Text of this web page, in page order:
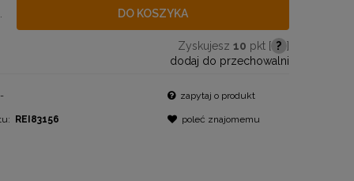
DO KOSZYKA
Zyskujesz 10 pkt [ ? ]
dodaj do przechowalni
-
REI83156
zapytaj o produkt
poleć znajomemu